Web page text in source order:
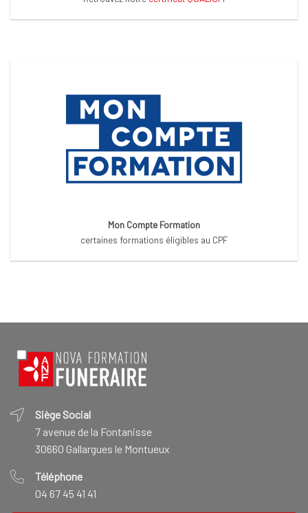
Mon Compte Formation
certaines formations éligibles au CPF
Siège Social
7 avenue de la Fontanisse
30660 Gallargues le Montueux
Téléphone
04 67 45 41 41